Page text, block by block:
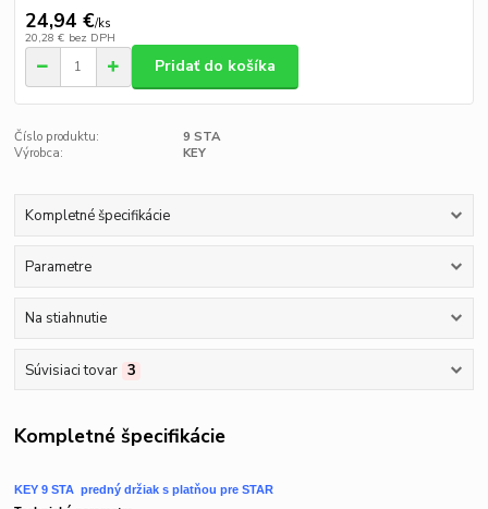
24,94 €/ks
20,28 € bez DPH
Pridať do košíka
Číslo produktu:
9 STA
Výrobca:
KEY
Kompletné špecifikácie
Parametre
Na stiahnutie
Súvisiaci tovar 3
Kompletné špecifikácie
KEY 9 STA predný držiak s platňou pre STAR